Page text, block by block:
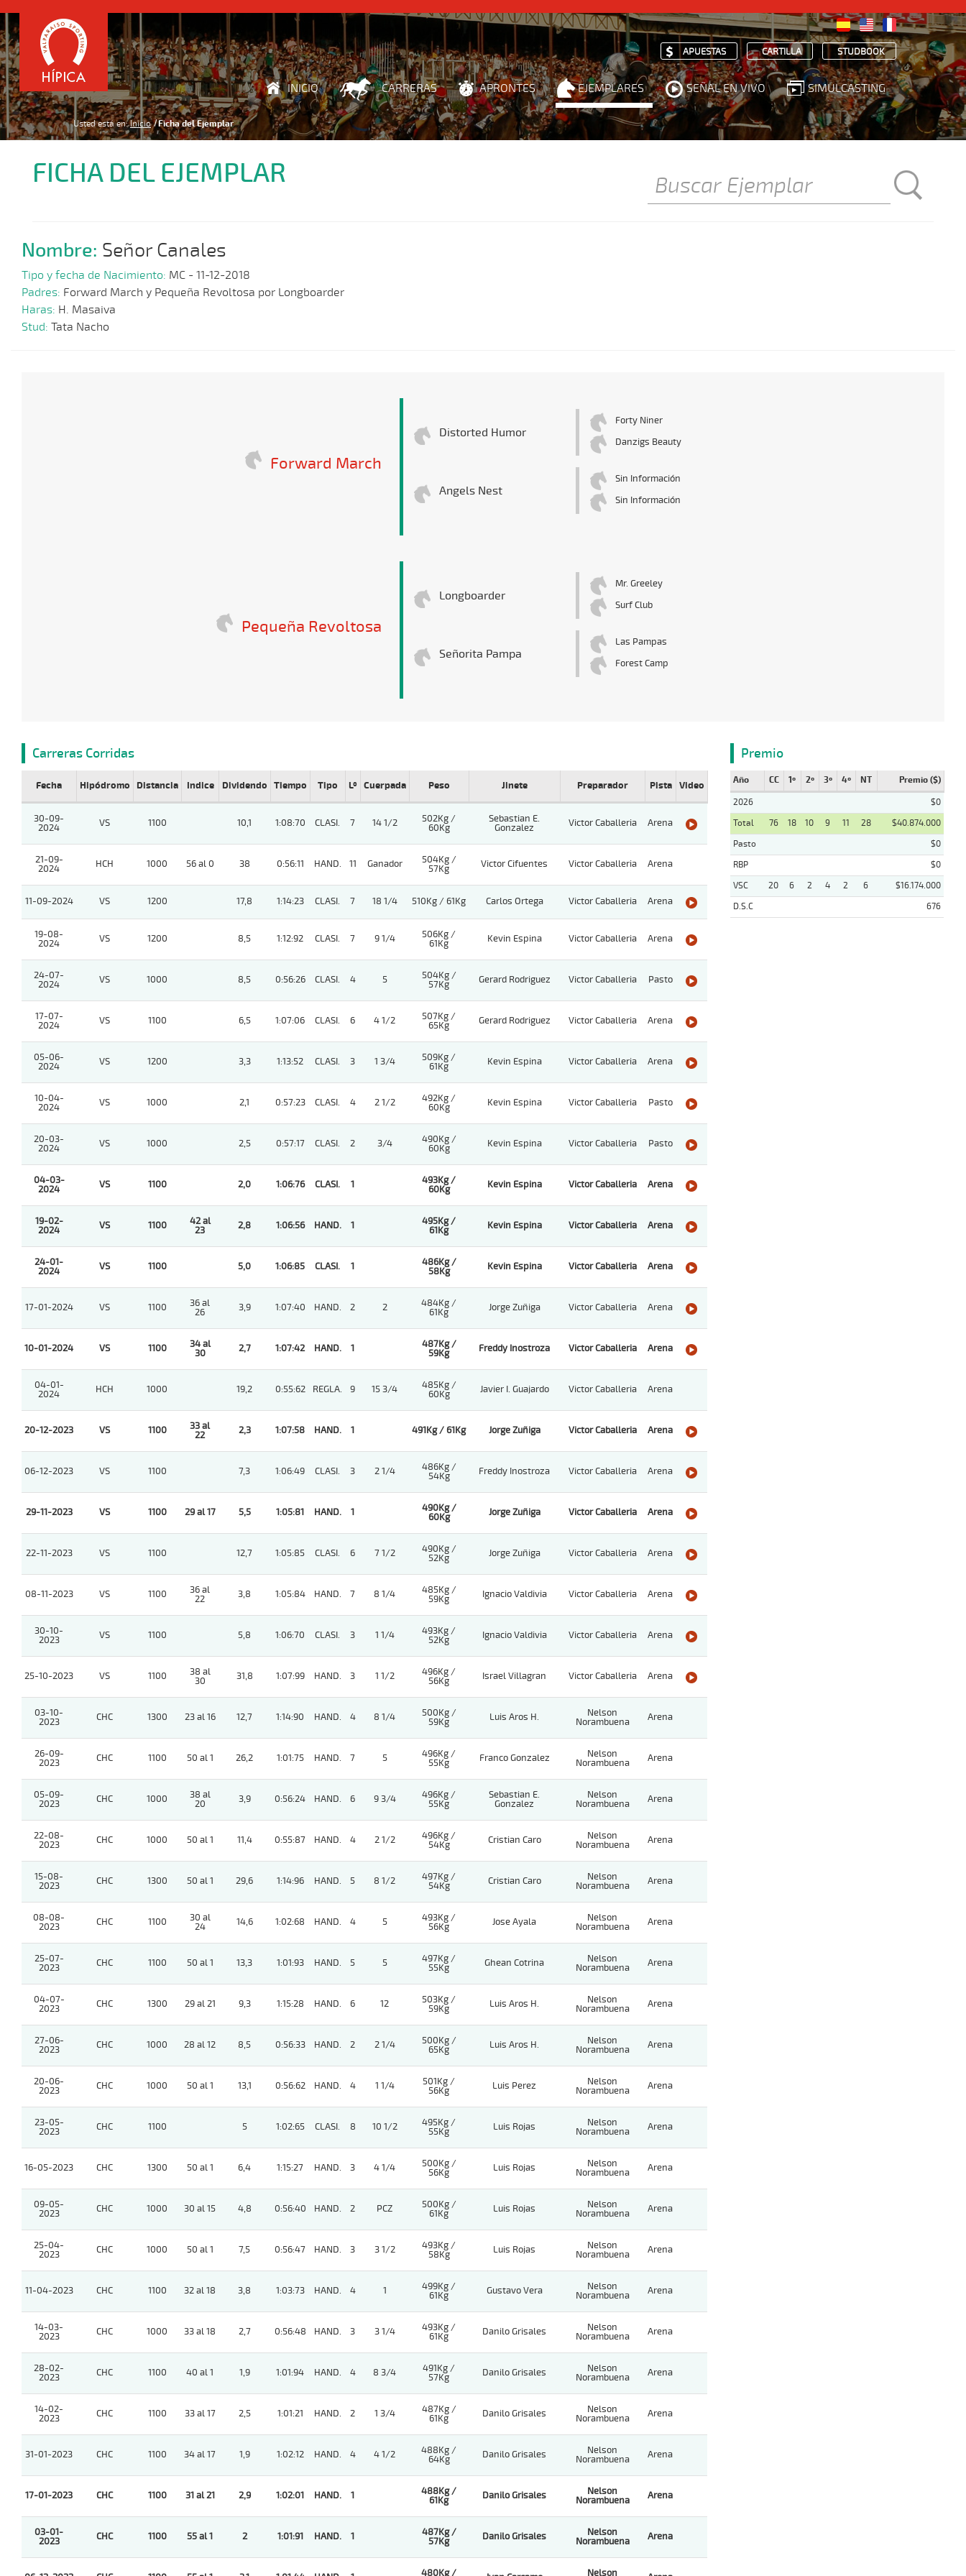
APUESTAS CARTILLA STUDBOOK
INICIO CARRERAS APRONTES EJEMPLARES SEÑAL EN VIVO SIMULCASTING
Usted está en: Inicio Ficha del Ejemplar
FICHA DEL EJEMPLAR
Nombre: Señor Canales
Tipo y fecha de Nacimiento: MC - 11-12-2018
Padres: Forward March y Pequeña Revoltosa por Longboarder
Haras: H. Masaiva
Stud: Tata Nacho
Forward March
Distorted Humor
Forty Niner
Danzigs Beauty
Angels Nest
Sin Información
Sin Información
Pequeña Revoltosa
Longboarder
Mr. Greeley
Surf Club
Señorita Pampa
Las Pampas
Forest Camp
Carreras Corridas
Fecha Hipódromo Distancia Indice Dividendo Tiempo Tipo Lº Cuerpada Peso Jinete Preparador Pista Video
30-09-
2024
VS 1100 10,1 1:08:70 CLASI. 7 14 1/2
502Kg /
60Kg
Sebastian E.
Gonzalez
Victor Caballeria Arena
21-09-
2024
HCH 1000 56 al 0 38 0:56:11 HAND. 11 Ganador
504Kg /
57Kg
Victor Cifuentes Victor Caballeria Arena
11-09-2024 VS 1200 17,8 1:14:23 CLASI. 7 18 1/4 510Kg / 61Kg Carlos Ortega Victor Caballeria Arena
19-08-
2024
VS 1200 8,5 1:12:92 CLASI. 7 9 1/4
506Kg /
61Kg
Kevin Espina Victor Caballeria Arena
24-07-
2024
VS 1000 8,5 0:56:26 CLASI. 4 5
504Kg /
57Kg
Gerard Rodriguez Victor Caballeria Pasto
17-07-
2024
VS 1100 6,5 1:07:06 CLASI. 6 4 1/2
507Kg /
65Kg
Gerard Rodriguez Victor Caballeria Arena
05-06-
2024
VS 1200 3,3 1:13:52 CLASI. 3 1 3/4
509Kg /
61Kg
Kevin Espina Victor Caballeria Arena
10-04-
2024
VS 1000 2,1 0:57:23 CLASI. 4 2 1/2
492Kg /
60Kg
Kevin Espina Victor Caballeria Pasto
20-03-
2024
VS 1000 2,5 0:57:17 CLASI. 2 3/4
490Kg /
60Kg
Kevin Espina Victor Caballeria Pasto
04-03-
2024
VS 1100 2,0 1:06:76 CLASI. 1
493Kg /
60Kg
Kevin Espina Victor Caballeria Arena
19-02-
2024
VS 1100
42 al
23
2,8 1:06:56 HAND. 1
495Kg /
61Kg
Kevin Espina Victor Caballeria Arena
24-01-
2024
VS 1100 5,0 1:06:85 CLASI. 1
486Kg /
58Kg
Kevin Espina Victor Caballeria Arena
17-01-2024 VS 1100
36 al
26
3,9 1:07:40 HAND. 2 2
484Kg /
61Kg
Jorge Zuñiga Victor Caballeria Arena
10-01-2024 VS 1100
34 al
30
2,7 1:07:42 HAND. 1
487Kg /
59Kg
Freddy Inostroza Victor Caballeria Arena
04-01-
2024
HCH 1000 19,2 0:55:62 REGLA. 9 15 3/4
485Kg /
60Kg
Javier I. Guajardo Victor Caballeria Arena
20-12-2023 VS 1100
33 al
22
2,3 1:07:58 HAND. 1 491Kg / 61Kg Jorge Zuñiga Victor Caballeria Arena
06-12-2023 VS 1100 7,3 1:06:49 CLASI. 3 2 1/4
486Kg /
54Kg
Freddy Inostroza Victor Caballeria Arena
29-11-2023 VS 1100 29 al 17 5,5 1:05:81 HAND. 1
490Kg /
60Kg
Jorge Zuñiga Victor Caballeria Arena
22-11-2023 VS 1100 12,7 1:05:85 CLASI. 6 7 1/2
490Kg /
52Kg
Jorge Zuñiga Victor Caballeria Arena
08-11-2023 VS 1100
36 al
22
3,8 1:05:84 HAND. 7 8 1/4
485Kg /
59Kg
Ignacio Valdivia Victor Caballeria Arena
30-10-
2023
VS 1100 5,8 1:06:70 CLASI. 3 1 1/4
493Kg /
52Kg
Ignacio Valdivia Victor Caballeria Arena
25-10-2023 VS 1100
38 al
30
31,8 1:07:99 HAND. 3 1 1/2
496Kg /
56Kg
Israel Villagran Victor Caballeria Arena
03-10-
2023
CHC 1300 23 al 16 12,7 1:14:90 HAND. 4 8 1/4
500Kg /
59Kg
Luis Aros H.
Nelson
Norambuena
Arena
26-09-
2023
CHC 1100 50 al 1 26,2 1:01:75 HAND. 7 5
496Kg /
55Kg
Franco Gonzalez
Nelson
Norambuena
Arena
05-09-
2023
CHC 1000
38 al
20
3,9 0:56:24 HAND. 6 9 3/4
496Kg /
55Kg
Sebastian E.
Gonzalez
Nelson
Norambuena
Arena
22-08-
2023
CHC 1000 50 al 1 11,4 0:55:87 HAND. 4 2 1/2
496Kg /
54Kg
Cristian Caro
Nelson
Norambuena
Arena
15-08-
2023
CHC 1300 50 al 1 29,6 1:14:96 HAND. 5 8 1/2
497Kg /
54Kg
Cristian Caro
Nelson
Norambuena
Arena
08-08-
2023
CHC 1100
30 al
24
14,6 1:02:68 HAND. 4 5
493Kg /
56Kg
Jose Ayala
Nelson
Norambuena
Arena
25-07-
2023
CHC 1100 50 al 1 13,3 1:01:93 HAND. 5 5
497Kg /
55Kg
Ghean Cotrina
Nelson
Norambuena
Arena
04-07-
2023
CHC 1300 29 al 21 9,3 1:15:28 HAND. 6 12
503Kg /
59Kg
Luis Aros H.
Nelson
Norambuena
Arena
27-06-
2023
CHC 1000 28 al 12 8,5 0:56:33 HAND. 2 2 1/4
500Kg /
65Kg
Luis Aros H.
Nelson
Norambuena
Arena
20-06-
2023
CHC 1000 50 al 1 13,1 0:56:62 HAND. 4 1 1/4
501Kg /
56Kg
Luis Perez
Nelson
Norambuena
Arena
23-05-
2023
CHC 1100 5 1:02:65 CLASI. 8 10 1/2
495Kg /
55Kg
Luis Rojas
Nelson
Norambuena
Arena
16-05-2023 CHC 1300 50 al 1 6,4 1:15:27 HAND. 3 4 1/4
500Kg /
56Kg
Luis Rojas
Nelson
Norambuena
Arena
09-05-
2023
CHC 1000 30 al 15 4,8 0:56:40 HAND. 2 PCZ
500Kg /
61Kg
Luis Rojas
Nelson
Norambuena
Arena
25-04-
2023
CHC 1000 50 al 1 7,5 0:56:47 HAND. 3 3 1/2
493Kg /
58Kg
Luis Rojas
Nelson
Norambuena
Arena
11-04-2023 CHC 1100 32 al 18 3,8 1:03:73 HAND. 4 1
499Kg /
61Kg
Gustavo Vera
Nelson
Norambuena
Arena
14-03-
2023
CHC 1000 33 al 18 2,7 0:56:48 HAND. 3 3 1/4
493Kg /
61Kg
Danilo Grisales
Nelson
Norambuena
Arena
28-02-
2023
CHC 1100 40 al 1 1,9 1:01:94 HAND. 4 8 3/4
491Kg /
57Kg
Danilo Grisales
Nelson
Norambuena
Arena
14-02-
2023
CHC 1100 33 al 17 2,5 1:01:21 HAND. 2 1 3/4
487Kg /
61Kg
Danilo Grisales
Nelson
Norambuena
Arena
31-01-2023 CHC 1100 34 al 17 1,9 1:02:12 HAND. 4 4 1/2
488Kg /
64Kg
Danilo Grisales
Nelson
Norambuena
Arena
17-01-2023 CHC 1100 31 al 21 2,9 1:02:01 HAND. 1
488Kg /
61Kg
Danilo Grisales
Nelson
Norambuena
Arena
03-01-
2023
CHC 1100 55 al 1 2 1:01:91 HAND. 1
487Kg /
57Kg
Danilo Grisales
Nelson
Norambuena
Arena
480Kg / Nelson
Premio
Año CC 1º 2º 3º 4º NT Premio ($)
2026
$0
Total
76 18 10 9 11 28
$40.874.000
Pasto
$0
RBP
$0
VSC
20 6 2 4 2 6
$16.174.000
D.S.C
676